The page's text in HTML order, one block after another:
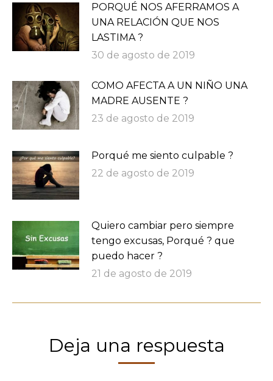
PORQUÉ NOS AFERRAMOS A
UNA RELACIÓN QUE NOS
LASTIMA ?
30 de agosto de 2019
COMO AFECTA A UN NIÑO UNA
MADRE AUSENTE ?
23 de agosto de 2019
Porqué me siento culpable ?
22 de agosto de 2019
Quiero cambiar pero siempre
tengo excusas, Porqué ? que
puedo hacer ?
21 de agosto de 2019
Deja una respuesta